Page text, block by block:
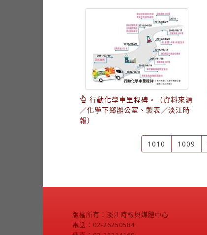
行動化學車里程碑。（資料來源
／化學下鄉辦公室、製表／淡江時
報）
1010 1009
版權所有：淡江時報與媒體中心
電話：02-26250584